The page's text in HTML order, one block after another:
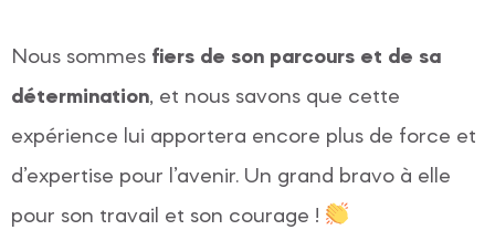
Nous sommes fiers de son parcours et de sa
détermination, et nous savons que cette
expérience lui apportera encore plus de force et
d’expertise pour l’avenir. Un grand bravo à elle
pour son travail et son courage !